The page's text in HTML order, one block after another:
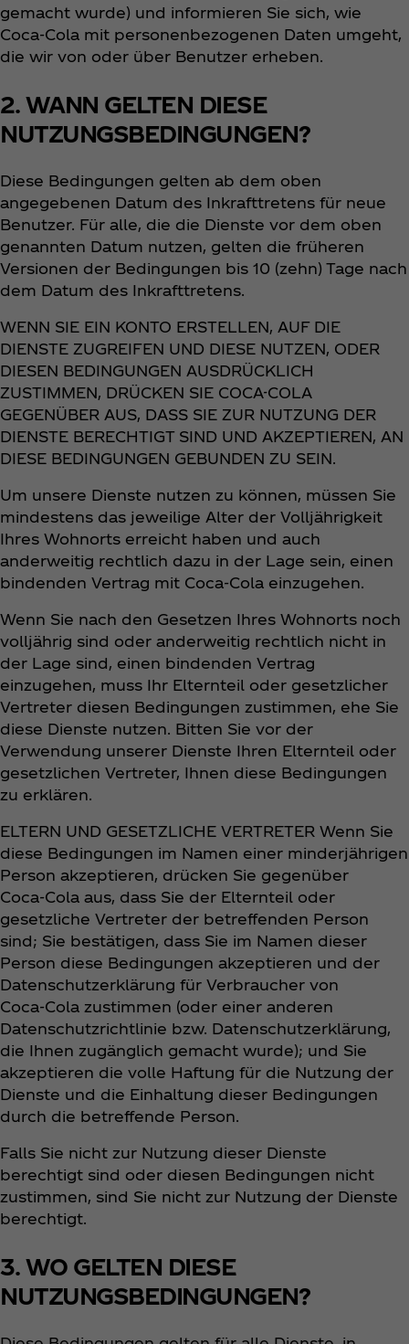
gemacht wurde) und informieren Sie sich, wie
Coca‑Cola mit personenbezogenen Daten umgeht,
die wir von oder über Benutzer erheben.
2. WANN GELTEN DIESE
NUTZUNGSBEDINGUNGEN?
Diese Bedingungen gelten ab dem oben
angegebenen Datum des Inkrafttretens für neue
Benutzer. Für alle, die die Dienste vor dem oben
genannten Datum nutzen, gelten die früheren
Versionen der Bedingungen bis 10 (zehn) Tage nach
dem Datum des Inkrafttretens.
WENN SIE EIN KONTO ERSTELLEN, AUF DIE
DIENSTE ZUGREIFEN UND DIESE NUTZEN, ODER
DIESEN BEDINGUNGEN AUSDRÜCKLICH
ZUSTIMMEN, DRÜCKEN SIE COCA-COLA
GEGENÜBER AUS, DASS SIE ZUR NUTZUNG DER
DIENSTE BERECHTIGT SIND UND AKZEPTIEREN, AN
DIESE BEDINGUNGEN GEBUNDEN ZU SEIN.
Um unsere Dienste nutzen zu können, müssen Sie
mindestens das jeweilige Alter der Volljährigkeit
Ihres Wohnorts erreicht haben und auch
anderweitig rechtlich dazu in der Lage sein, einen
bindenden Vertrag mit Coca‑Cola einzugehen.
Wenn Sie nach den Gesetzen Ihres Wohnorts noch
volljährig sind oder anderweitig rechtlich nicht in
der Lage sind, einen bindenden Vertrag
einzugehen, muss Ihr Elternteil oder gesetzlicher
Vertreter diesen Bedingungen zustimmen, ehe Sie
diese Dienste nutzen. Bitten Sie vor der
Verwendung unserer Dienste Ihren Elternteil oder
gesetzlichen Vertreter, Ihnen diese Bedingungen
zu erklären.
ELTERN UND GESETZLICHE VERTRETER Wenn Sie
diese Bedingungen im Namen einer minderjährigen
Person akzeptieren, drücken Sie gegenüber
Coca‑Cola aus, dass Sie der Elternteil oder
gesetzliche Vertreter der betreffenden Person
sind; Sie bestätigen, dass Sie im Namen dieser
Person diese Bedingungen akzeptieren und der
Datenschutzerklärung für Verbraucher von
Coca‑Cola zustimmen (oder einer anderen
Datenschutzrichtlinie bzw. Datenschutzerklärung,
die Ihnen zugänglich gemacht wurde); und Sie
akzeptieren die volle Haftung für die Nutzung der
Dienste und die Einhaltung dieser Bedingungen
durch die betreffende Person.
Falls Sie nicht zur Nutzung dieser Dienste
berechtigt sind oder diesen Bedingungen nicht
zustimmen, sind Sie nicht zur Nutzung der Dienste
berechtigt.
3. WO GELTEN DIESE
NUTZUNGSBEDINGUNGEN?